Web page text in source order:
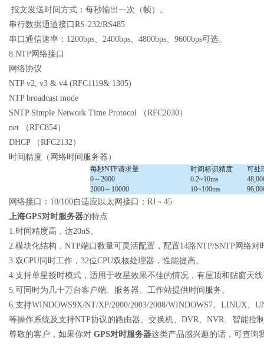
报文发送时间方式：每秒输出一次（帧）。
串行数据通道接口 RS-232/RS485
串口通信速率： 1200bps、 2400bps、 4800bps、 9600bps可选。
8.NTP网络接口
网络协议
NTP v2, v3 & v4 (RFC1119& 1305)
NTP broadcast mode
SNTP Simple Network Time Protocol
（RFC2030）
net
（RFC854）
DHCP
（RFC2132）
时间精度（网络时间服务器）
每秒NTP请求量 时间标识精度
可处
0～2000 0.2~10ms
2000～ 10000 10~100ms
网络接口： 10/100自适应以太网接口； RJ－ 45
上海GPS对时服务器的特点
1.时间精度高，达20nS。
2.模块化结构， NTP端口数量可灵活配置，配置14路NTP/SNTP网络对
3.双CPU同时工作， 32位CPU双核处理器，性能提高。
4.支持单星授时模式，适用于收星效果不佳的情况，有屋顶和贴窗天
5.可同时为几十万台客户端、服务器、工作站提供时间服务。
6.支持WINDOWS9X/NT/XP/2000/2003/2008/WINDOWS7、 LINUX、
等操作系统及支持NTP协议的路由器、交换机、 DVR、 NVR、智能控
尊敬的客户，如果你对 GPS对时服务器这类产品感兴趣的话，可查询